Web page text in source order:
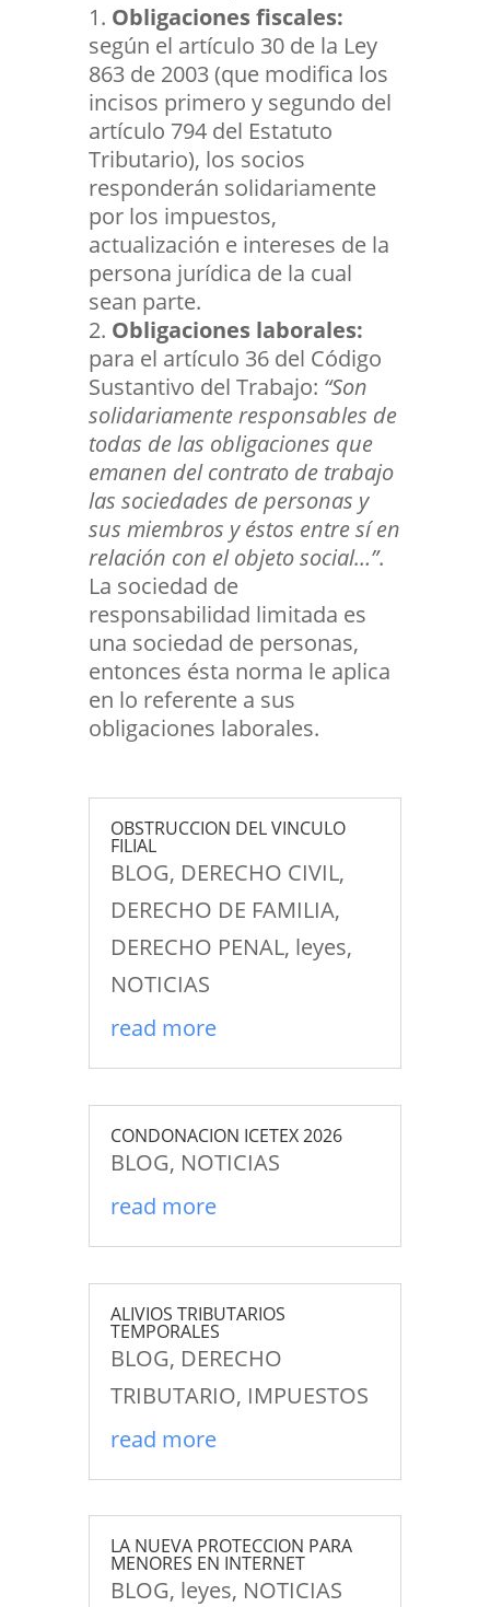
Obligaciones fiscales:
según el artículo 30 de la Ley
863 de 2003 (que modifica los
incisos primero y segundo del
artículo 794 del Estatuto
Tributario), los socios
responderán solidariamente
por los impuestos,
actualización e intereses de la
persona jurídica de la cual
sean parte.
Obligaciones laborales:
para el artículo 36 del Código
Sustantivo del Trabajo: “Son
solidariamente responsables de
todas de las obligaciones que
emanen del contrato de trabajo
las sociedades de personas y
sus miembros y éstos entre sí en
relación con el objeto social…”.
La sociedad de
responsabilidad limitada es
una sociedad de personas,
entonces ésta norma le aplica
en lo referente a sus
obligaciones laborales.
OBSTRUCCION DEL VINCULO
FILIAL
BLOG, DERECHO CIVIL,
DERECHO DE FAMILIA,
DERECHO PENAL, leyes,
NOTICIAS
read more
CONDONACION ICETEX 2026
BLOG, NOTICIAS
read more
ALIVIOS TRIBUTARIOS
TEMPORALES
BLOG, DERECHO
TRIBUTARIO, IMPUESTOS
read more
LA NUEVA PROTECCION PARA
MENORES EN INTERNET
BLOG, leyes, NOTICIAS